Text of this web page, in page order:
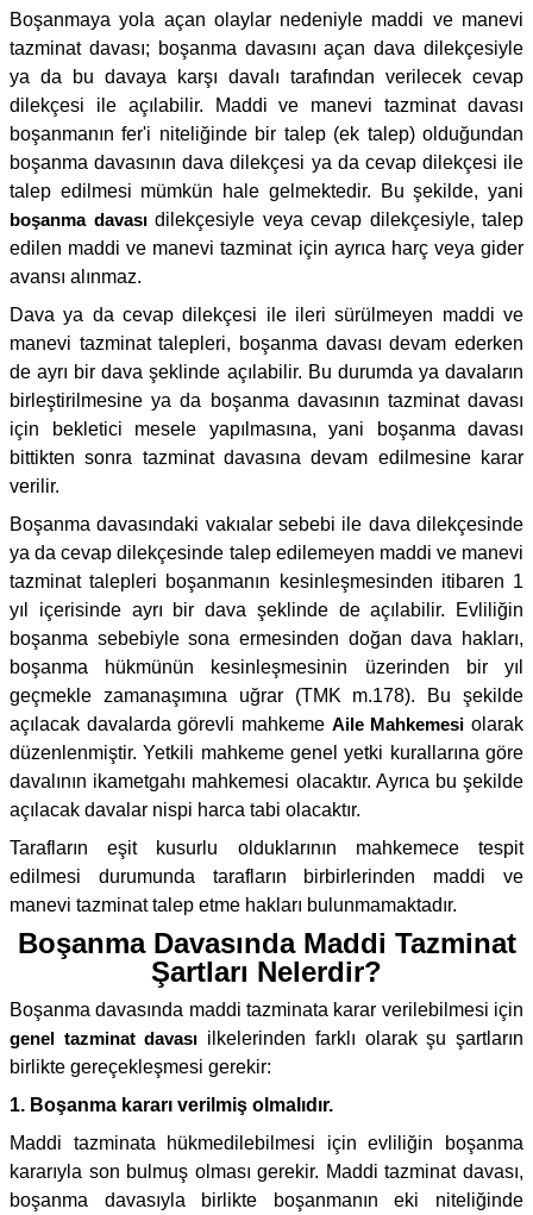
Boşanmaya yola açan olaylar nedeniyle maddi ve manevi
tazminat davası; boşanma davasını açan dava dilekçesiyle
ya da bu davaya karşı davalı tarafından verilecek cevap
dilekçesi ile açılabilir. Maddi ve manevi tazminat davası
boşanmanın fer'i niteliğinde bir talep (ek talep) olduğundan
boşanma davasının dava dilekçesi ya da cevap dilekçesi ile
talep edilmesi mümkün hale gelmektedir. Bu şekilde, yani
boşanma davasıdilekçesiyle veya cevap dilekçesiyle, talep
edilen maddi ve manevi tazminat için ayrıca harç veya gider
avansı alınmaz.
Dava ya da cevap dilekçesi ile ileri sürülmeyen maddi ve
manevi tazminat talepleri, boşanma davası devam ederken
de ayrı bir dava şeklinde açılabilir. Bu durumda ya davaların
birleştirilmesine ya da boşanma davasının tazminat davası
için bekletici mesele yapılmasına, yani boşanma davası
bittikten sonra tazminat davasına devam edilmesine karar
verilir.
Boşanma davasındaki vakıalar sebebi ile dava dilekçesinde
ya da cevap dilekçesinde talep edilemeyen maddi ve manevi
tazminat talepleri boşanmanın kesinleşmesinden itibaren 1
yıl içerisinde ayrı bir dava şeklinde de açılabilir. Evliliğin
boşanma sebebiyle sona ermesinden doğan dava hakları,
boşanma hükmünün kesinleşmesinin üzerinden bir yıl
geçmekle zamanaşımına uğrar (TMK m.178). Bu şekilde
açılacak davalarda görevli mahkeme Aile Mahkemesi olarak
düzenlenmiştir. Yetkili mahkeme genel yetki kurallarına göre
davalının ikametgahı mahkemesi olacaktır. Ayrıca bu şekilde
açılacak davalar nispi harca tabi olacaktır.
Tarafların eşit kusurlu olduklarının mahkemece tespit
edilmesi durumunda tarafların birbirlerinden maddi ve
manevi tazminat talep etme hakları bulunmamaktadır.
Boşanma Davasında Maddi Tazminat
Şartları Nelerdir?
Boşanma davasında maddi tazminata karar verilebilmesi için
genel tazminat davası ilkelerinden farklı olarak şu şartların
birlikte gereçekleşmesi gerekir:
1. Boşanma kararı verilmiş olmalıdır.
Maddi tazminata hükmedilebilmesi için evliliğin boşanma
kararıyla son bulmuş olması gerekir. Maddi tazminat davası,
boşanma davasıyla birlikte boşanmanın eki niteliğinde